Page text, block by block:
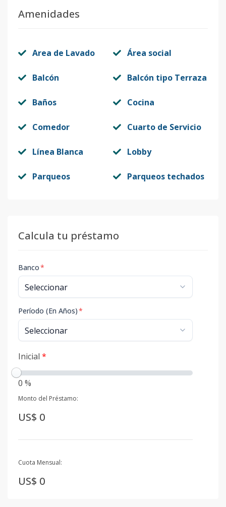
Amenidades
Area de Lavado Área social
Balcón Balcón tipo Terraza
Baños Cocina
Comedor Cuarto de Servicio
Línea Blanca Lobby
Parqueos Parqueos techados
Calcula tu préstamo
Banco*
Período (En Años)*
Inicial *
0 %
Monto del Préstamo:
US$ 0
Cuota Mensual:
US$ 0